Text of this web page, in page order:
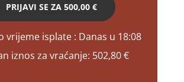
PRIJAVI SE ZA 500,00 €
vrijeme isplate : Danas u 18:08
iznos za vraćanje: 502,80 €